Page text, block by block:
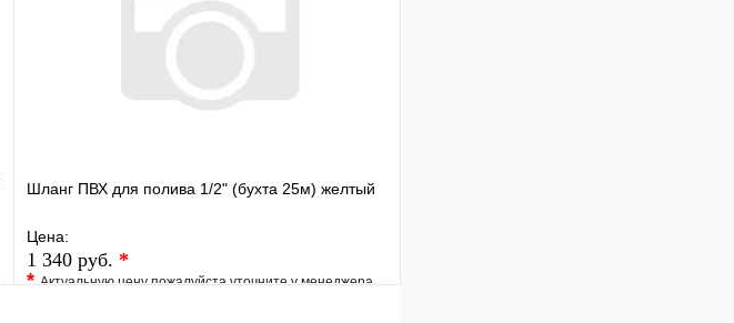
В корзину
Шланг ПВХ для полива 1/2" (бухта 25м) желтый
Цена:
1 340 руб. *
*Актуальную цену пожалуйста уточните у менеджера